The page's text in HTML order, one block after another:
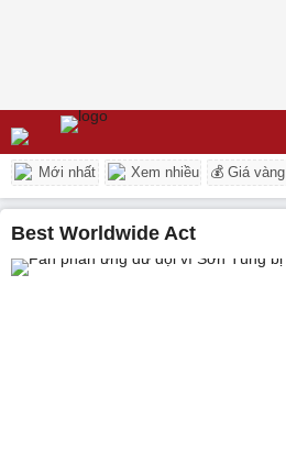
Mới nhất Xem nhiều 💰 Giá vàng
Best Worldwide Act